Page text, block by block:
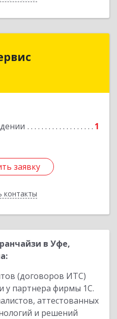
1
заявку
контакты
Подробнее
заявку
в Уфе,
(договоров ИТС)
у партнера фирмы 1С.
аттестованных
и решений